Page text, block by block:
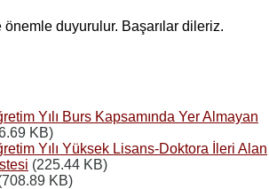
duyurulur. Başarılar dileriz.
Yılı Burs Kapsamında Yer Almayan
KB)
Yılı Yüksek Lisans-Doktora İleri Alan
(225.44 KB)
KB)